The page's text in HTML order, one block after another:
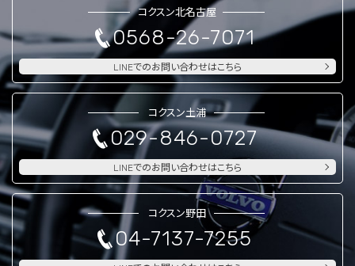
コクスン北名古屋
0568-26-7071
LINEでのお問い合わせはこちら
コクスン土浦
029-846-0727
LINEでのお問い合わせはこちら
コクスン野田
04-7137-7255